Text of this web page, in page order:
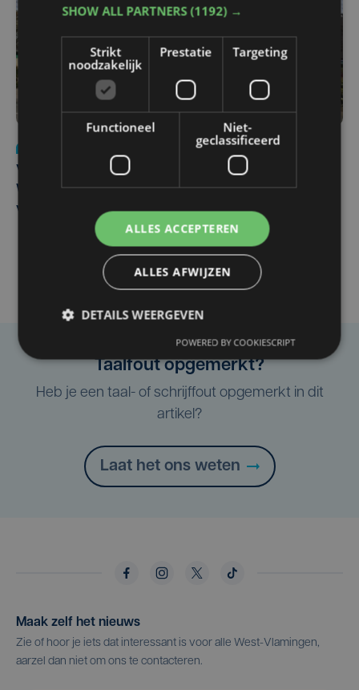
wo 5 augustus | 11:57
Vier Oostendse gynaecologen versterken dienst in AZ
West, dat ook een nieuwe voltijdse gynaecoloog
verwelkomt
Taalfout opgemerkt?
Heb je een taal- of schrijffout opgemerkt in dit
artikel?
Laat het ons weten
Maak zelf het nieuws
Zie of hoor je iets dat interessant is voor alle West-Vlamingen,
aarzel dan niet om ons te contacteren.
SHOW ALL PARTNERS(1192) →
Strikt
noodzakelijk
Prestatie Targeting
Functioneel
Niet-
geclassificeerd
ALLES ACCEPTEREN
ALLES AFWIJZEN
DETAILS WEERGEVEN
POWERED BY COOKIESCRIPT